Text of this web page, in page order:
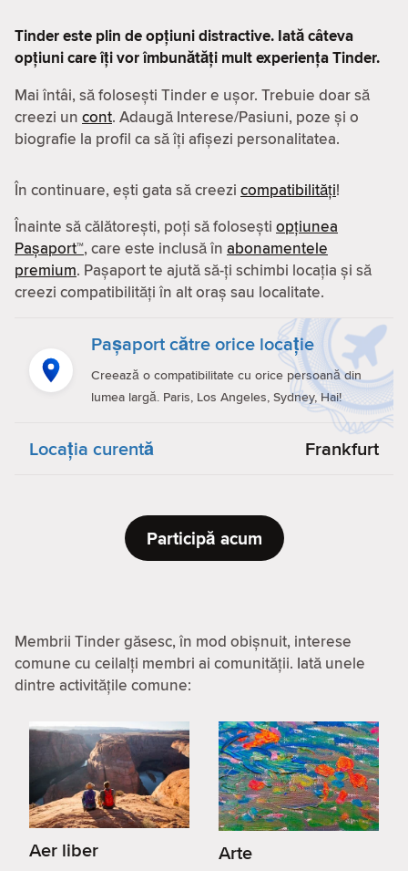
Tinder este plin de opțiuni distractive. Iată câteva
opțiuni care îți vor îmbunătăți mult experiența Tinder.
Mai întâi, să folosești Tinder e ușor. Trebuie doar să
creezi un cont. Adaugă Interese/Pasiuni, poze și o
biografie la profil ca să îți afișezi personalitatea.
În continuare, ești gata să creezi compatibilităţi!
Înainte să călătorești, poți să folosești opțiunea
Pașaport™, care este inclusă în abonamentele
premium. Pașaport te ajută să-ți schimbi locația și să
creezi compatibilităţi în alt oraș sau localitate.
Pașaport către orice locație
Creează o compatibilitate cu orice persoană din
lumea largă. Paris, Los Angeles, Sydney, Hai!
Locaţia curentă Frankfurt
Participă acum
Membrii Tinder găsesc, în mod obișnuit, interese
comune cu ceilalți membri ai comunității. Iată unele
dintre activitățile comune:
Aer liber Arte